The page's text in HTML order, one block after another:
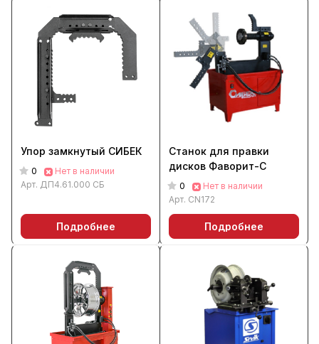
Упор замкнутый CИБЕК
0
Нет в наличии
Арт. ДП4.61.000 СБ
Подробнее
Станок для правки
дисков Фаворит-С
0
Нет в наличии
Арт. CN172
Подробнее